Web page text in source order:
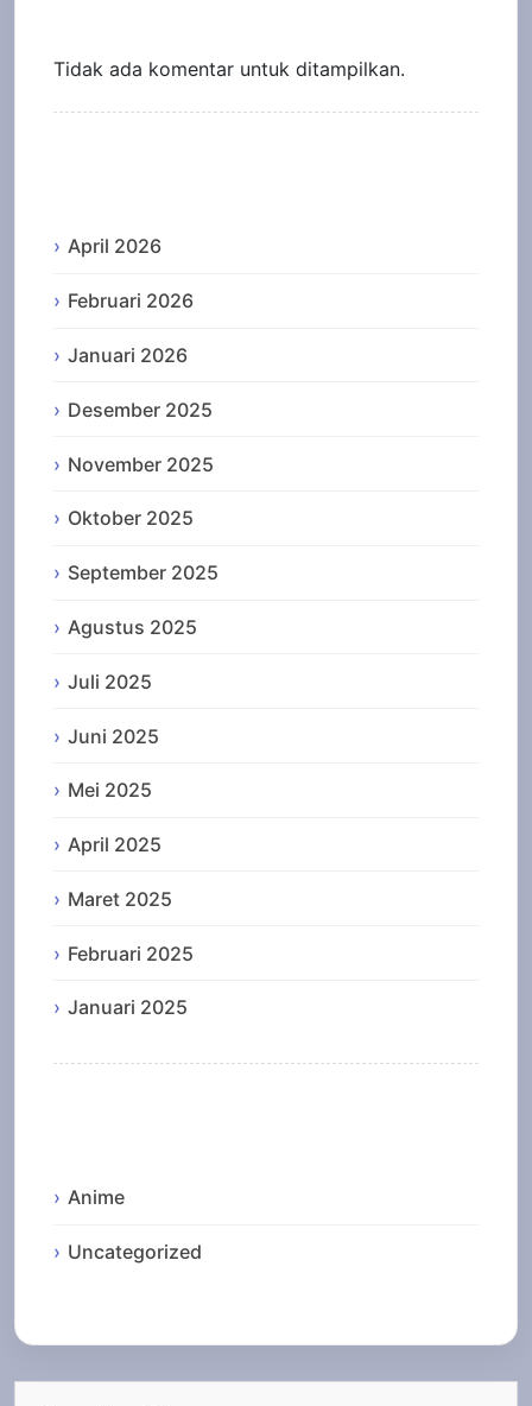
Tidak ada komentar untuk ditampilkan.
April 2026
Februari 2026
Januari 2026
Desember 2025
November 2025
Oktober 2025
September 2025
Agustus 2025
Juli 2025
Juni 2025
Mei 2025
April 2025
Maret 2025
Februari 2025
Januari 2025
Anime
Uncategorized